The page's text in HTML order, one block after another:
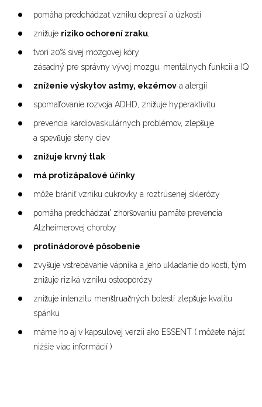
pomáha predchádzať vzniku depresií a úzkostí
znižuje riziko ochorení zraku,
tvorí 20% sivej mozgovej kôry
zásadný pre správny vývoj mozgu, mentálnych funkcií a IQ
zníženie výskytov astmy, ekzémov a alergií
spomaľovanie rozvoja ADHD, znižuje hyperaktivitu
prevencia kardiovaskulárnych problémov, zlepšuje
a spevňuje steny ciev
znižuje krvný tlak
má protizápalové účinky
môže brániť vzniku cukrovky a roztrúsenej sklerózy
pomáha predchádzať zhoršovaniu pamäte prevencia
Alzheimerovej choroby
protinádorové pôsobenie
zvyšuje vstrebávanie vápnika a jeho ukladanie do kostí, tým
znižuje riziká vzniku osteoporózy
znižuje intenzitu menštruačných bolestí zlepšuje kvalitu
spánku
máme ho aj v kapsulovej verzii ako ESSENT ( môžete nájsť
nižšie viac informácií )